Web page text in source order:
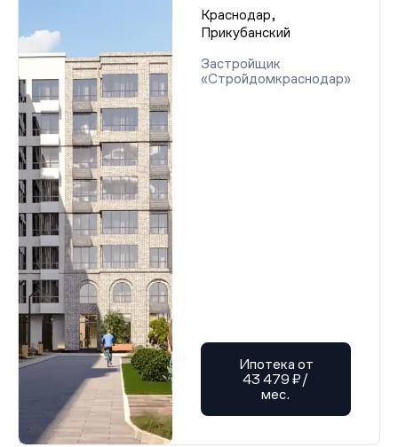
Краснодар,
Прикубанский
Застройщик
«Стройдомкраснодар»
Ипотека от
43 479 ₽/
мес.